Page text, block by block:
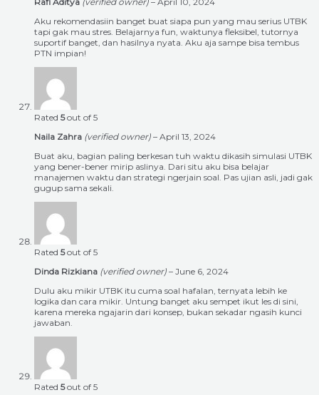
Aku rekomendasiin banget buat siapa pun yang mau serius UTBK
tapi gak mau stres. Belajarnya fun, waktunya fleksibel, tutornya
suportif banget, dan hasilnya nyata. Aku aja sampe bisa tembus
PTN impian!
Rated 5out of 5
Naila Zahra (verified owner) – April 13, 2024
Buat aku, bagian paling berkesan tuh waktu dikasih simulasi UTBK
yang bener-bener mirip aslinya. Dari situ aku bisa belajar
manajemen waktu dan strategi ngerjain soal. Pas ujian asli, jadi gak
gugup sama sekali.
Rated 5out of 5
Dinda Rizkiana (verified owner) – June 6, 2024
Dulu aku mikir UTBK itu cuma soal hafalan, ternyata lebih ke
logika dan cara mikir. Untung banget aku sempet ikut les di sini,
karena mereka ngajarin dari konsep, bukan sekadar ngasih kunci
jawaban.
Rated 5out of 5